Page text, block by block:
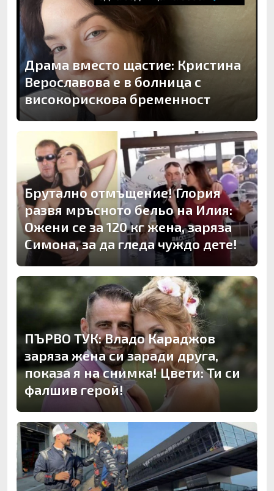
Драма вместо щастие: Кристина
Верославова е в болница с
високорискова бременност
Брутално отмъщение! Глория
развя мръсното бельо на Илия:
Ожени се за 120 кг жена, заряза
Симона, за да гледа чуждо дете!
ПЪРВО ТУК: Владо Караджов
заряза жена си заради друга,
показа я на снимка! Цвети: Ти си
фалшив герой!